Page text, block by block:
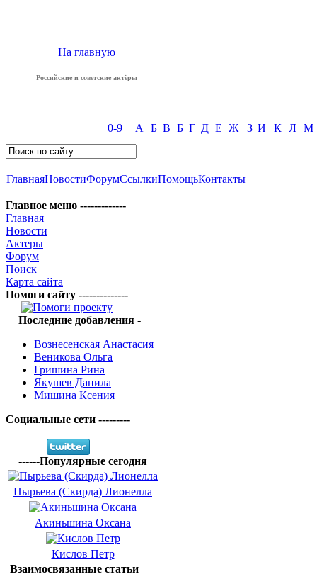
На главную
Российские и советские актёры
0-9 А Б В Б Г Д Е Ж З И К Л М
ГлавнаяНовостиФорумСсылкиПомощьКонтакты
Главное меню -------------
Главная
Новости
Актеры
Форум
Поиск
Карта сайта
Помоги сайту --------------
Последние добавления -
Вознесенская Анастасия
Веникова Ольга
Гришина Рина
Якушев Данила
Мишина Ксения
Социальные сети ---------
------Популярные сегодня
Пырьева (Скирда) Лионелла
Акиньшина Оксана
Кислов Петр
Взаимосвязанные статьи